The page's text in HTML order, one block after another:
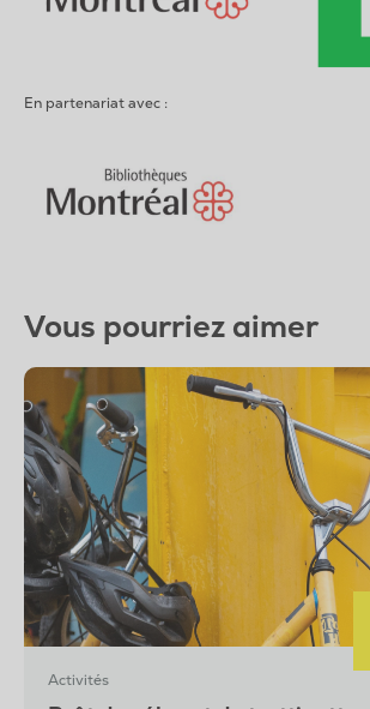
En partenariat avec :
Vous pourriez aimer
Activités